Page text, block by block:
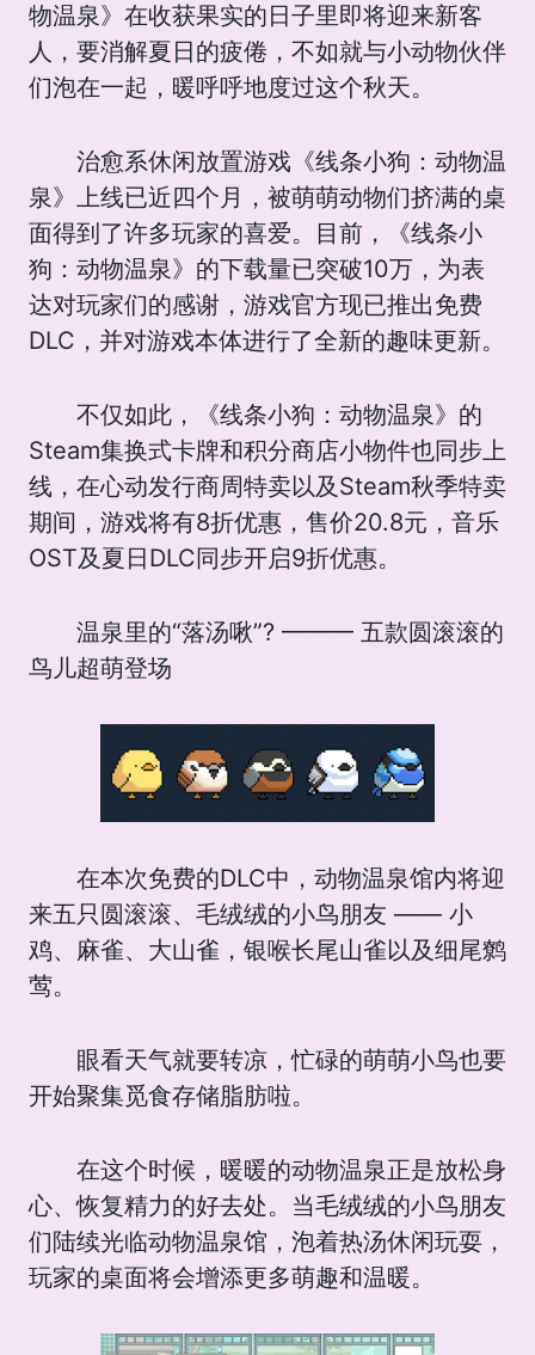
物温泉》在收获果实的日子里即将迎来新客
人，要消解夏日的疲倦，不如就与小动物伙伴
们泡在一起，暖呼呼地度过这个秋天。
治愈系休闲放置游戏《线条小狗：动物温
泉》上线已近四个月，被萌萌动物们挤满的桌
面得到了许多玩家的喜爱。目前，《线条小
狗：动物温泉》的下载量已突破10万，为表
达对玩家们的感谢，游戏官方现已推出免费
DLC，并对游戏本体进行了全新的趣味更新。
不仅如此，《线条小狗：动物温泉》的
Steam集换式卡牌和积分商店小物件也同步上
线，在心动发行商周特卖以及Steam秋季特卖
期间，游戏将有8折优惠，售价20.8元，音乐
OST及夏日DLC同步开启9折优惠。
温泉里的“落汤啾”? ——— 五款圆滚滚的
鸟儿超萌登场
在本次免费的DLC中，动物温泉馆内将迎
来五只圆滚滚、毛绒绒的小鸟朋友 —— 小
鸡、麻雀、大山雀，银喉长尾山雀以及细尾鹩
莺。
眼看天气就要转凉，忙碌的萌萌小鸟也要
开始聚集觅食存储脂肪啦。
在这个时候，暖暖的动物温泉正是放松身
心、恢复精力的好去处。当毛绒绒的小鸟朋友
们陆续光临动物温泉馆，泡着热汤休闲玩耍，
玩家的桌面将会增添更多萌趣和温暖。